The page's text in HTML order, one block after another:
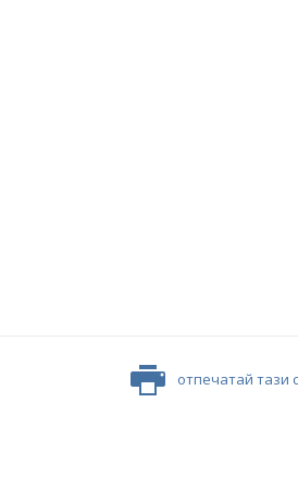
със срещи във Враца и Стара Загора
отпечатай тази